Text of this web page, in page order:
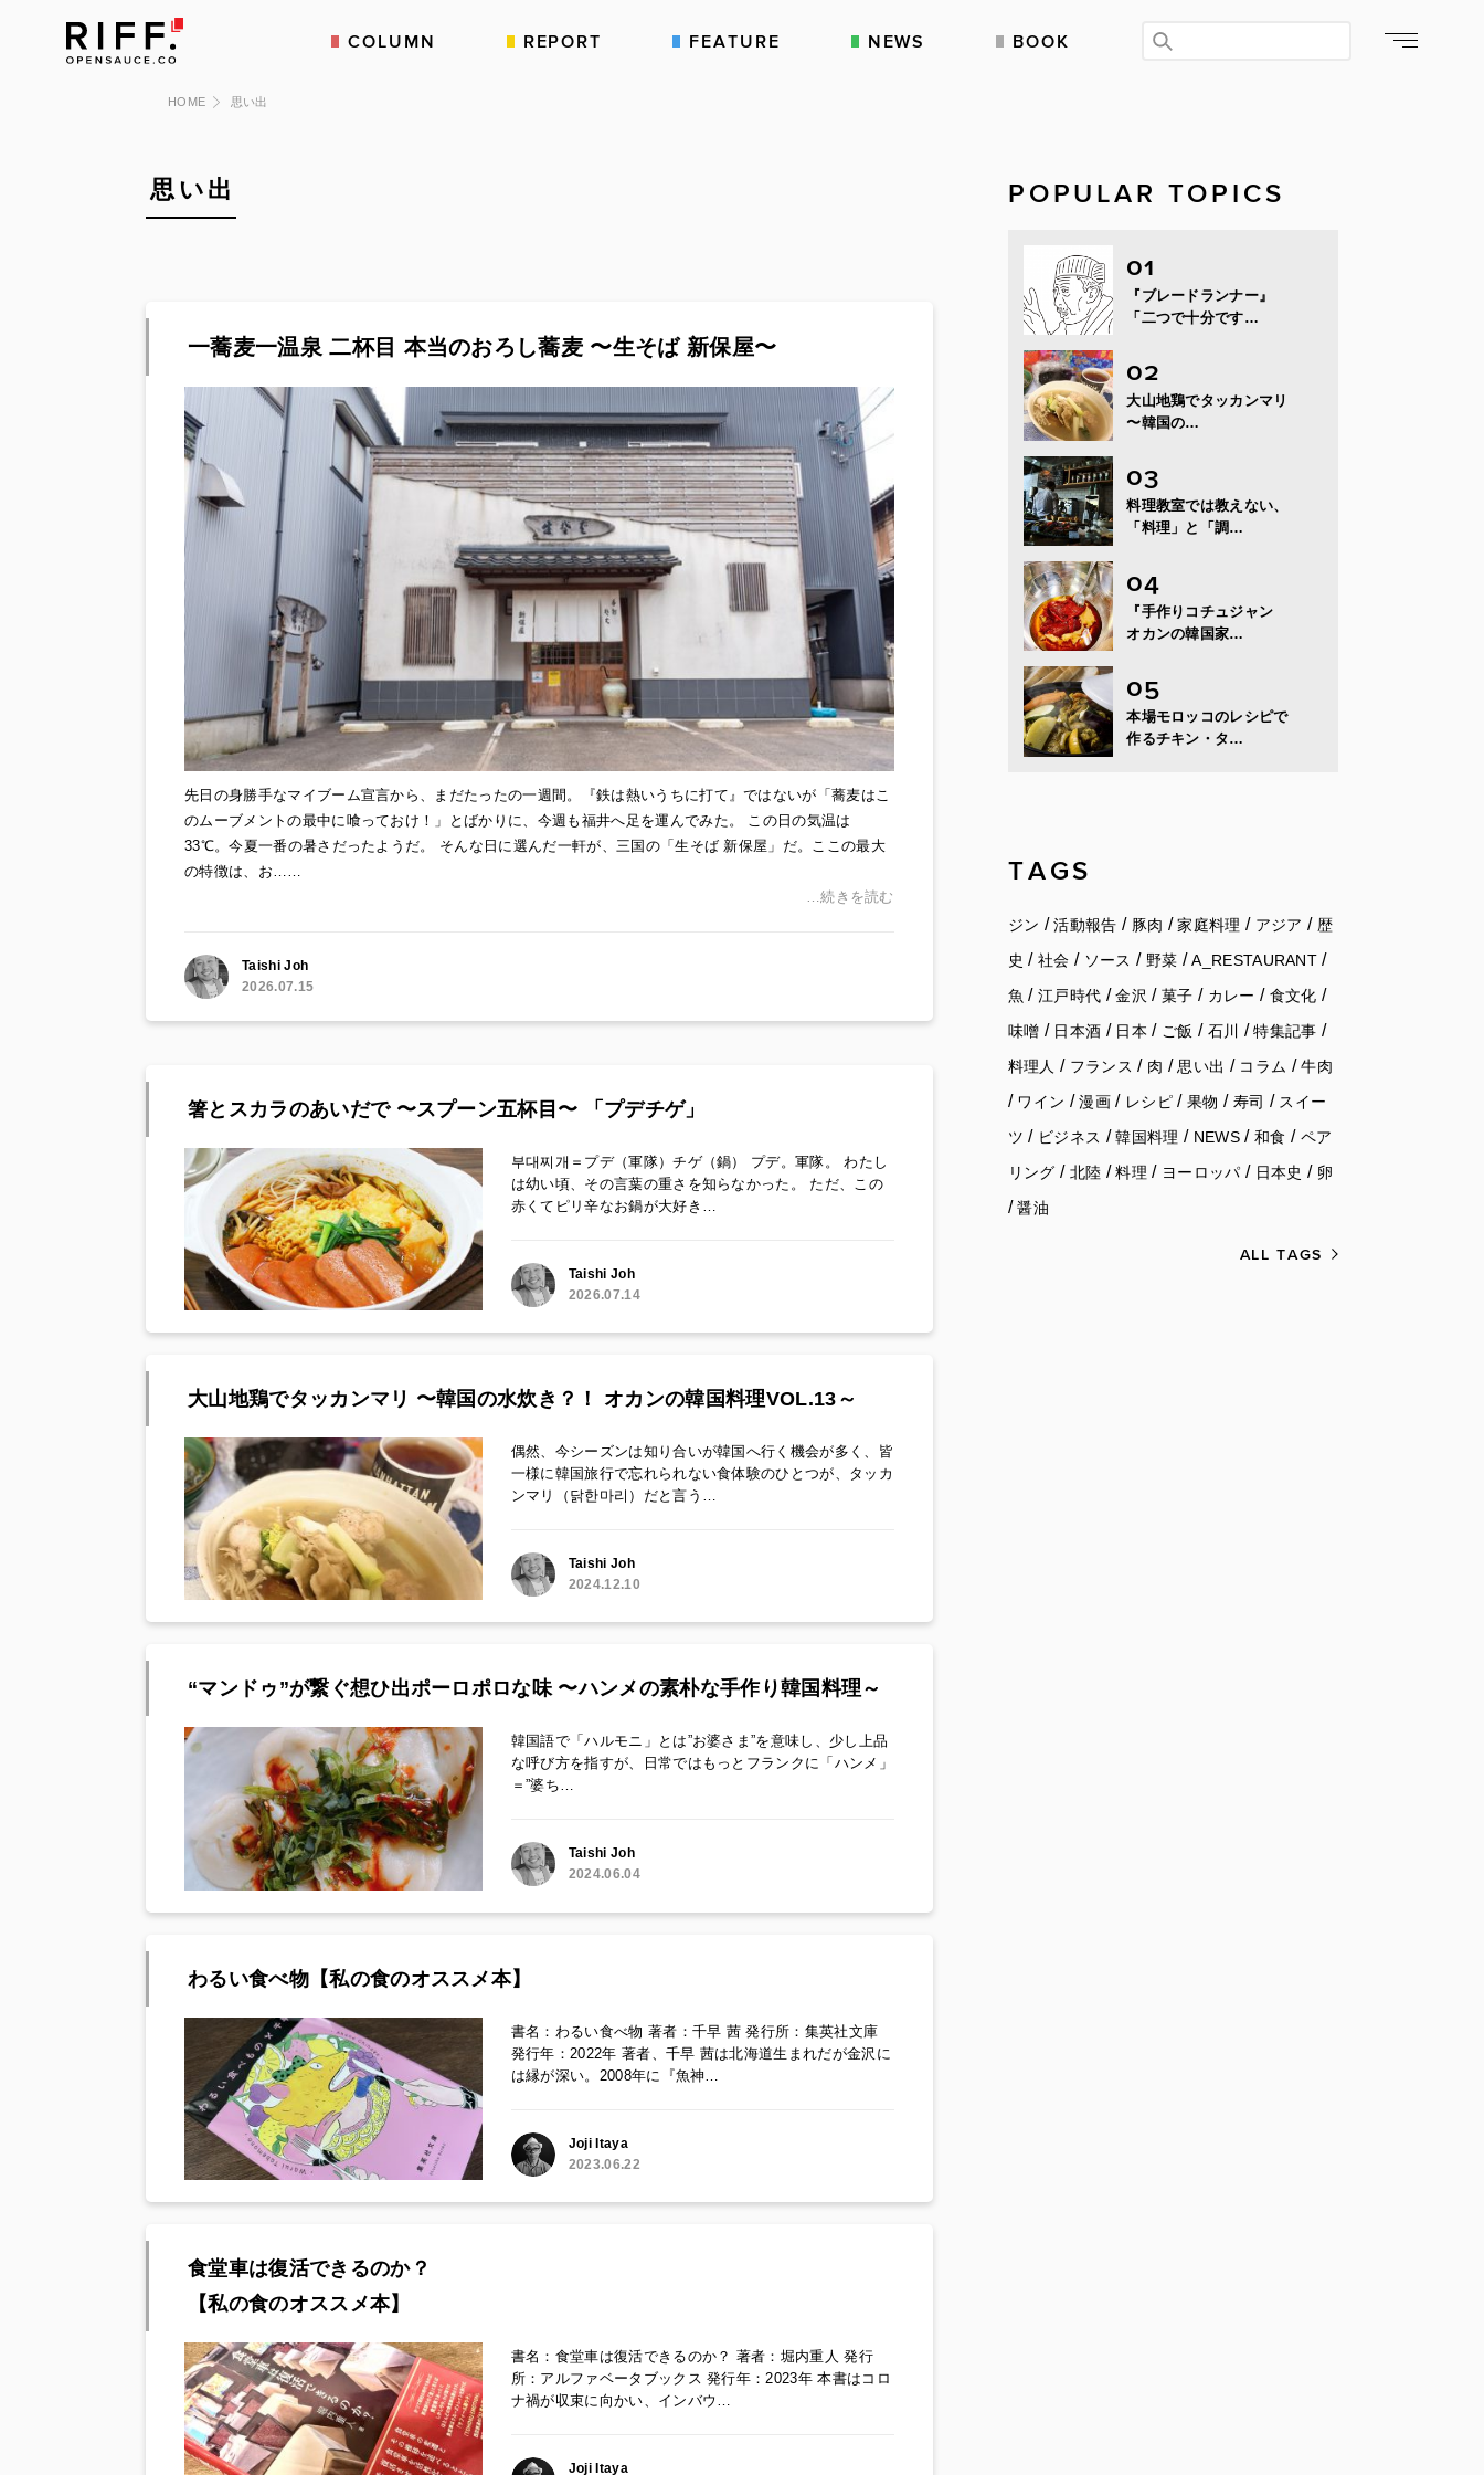
COLUMN REPORT FEATURE NEWS BOOK
HOME 思い出
思い出
一蕎麦一温泉 二杯目 本当のおろし蕎麦 〜生そば 新保屋〜
先日の身勝手なマイブーム宣言から、まだたったの一週間。『鉄は熱いうちに打て』ではないが「蕎麦はこ
のムーブメントの最中に喰っておけ！」とばかりに、今週も福井へ足を運んでみた。 この日の気温は
33℃。今夏一番の暑さだったようだ。 そんな日に選んだ一軒が、三国の「生そば 新保屋」だ。ここの最大
の特徴は、お……
…続きを読む
Taishi Joh
2026.07.15
箸とスカラのあいだで 〜スプーン五杯目〜 「プデチゲ」
부대찌개＝プデ（軍隊）チゲ（鍋） プデ。軍隊。 わたし
は幼い頃、その言葉の重さを知らなかった。 ただ、この
赤くてピリ辛なお鍋が大好き…
Taishi Joh
2026.07.14
大山地鶏でタッカンマリ 〜韓国の水炊き？！ オカンの韓国料理VOL.13～
偶然、今シーズンは知り合いが韓国へ行く機会が多く、皆
一様に韓国旅行で忘れられない食体験のひとつが、タッカ
ンマリ（닭한마리）だと言う…
Taishi Joh
2024.12.10
“マンドゥ”が繋ぐ想ひ出ポーロポロな味 〜ハンメの素朴な手作り韓国料理～
韓国語で「ハルモニ」とは”お婆さま”を意味し、少し上品
な呼び方を指すが、日常ではもっとフランクに「ハンメ」
＝”婆ち…
Taishi Joh
2024.06.04
わるい食べ物【私の食のオススメ本】
書名：わるい食べ物 著者：千早 茜 発行所：集英社文庫
発行年：2022年 著者、千早 茜は北海道生まれだが金沢に
は縁が深い。2008年に『魚神…
Joji Itaya
2023.06.22
食堂車は復活できるのか？
【私の食のオススメ本】
書名：食堂車は復活できるのか？ 著者：堀内重人 発行
所：アルファベータブックス 発行年：2023年 本書はコロ
ナ禍が収束に向かい、インバウ…
Joji Itaya
POPULAR TOPICS
『ブレードランナー』
「二つで十分です…
大山地鶏でタッカンマリ
〜韓国の…
料理教室では教えない、
「料理」と「調…
『手作りコチュジャン
オカンの韓国家…
本場モロッコのレシピで
作るチキン・タ…
TAGS
ジン /活動報告 / 豚肉 /家庭料理 / アジア / 歴
史 /社会 / ソース / 野菜 /A_RESTAURANT /
魚 /江戸時代 /金沢 / 菓子 / カレー / 食文化 /
味噌 / 日本酒 / 日本 / ご飯 / 石川 /特集記事 /
料理人 / フランス / 肉 / 思い出 / コラム /牛肉
/ ワイン /漫画 / レシピ / 果物 / 寿司 / スイー
ツ / ビジネス /韓国料理 / NEWS/ 和食 / ペア
リング / 北陸 /料理 / ヨーロッパ / 日本史 / 卵
/醤油
ALL TAGS